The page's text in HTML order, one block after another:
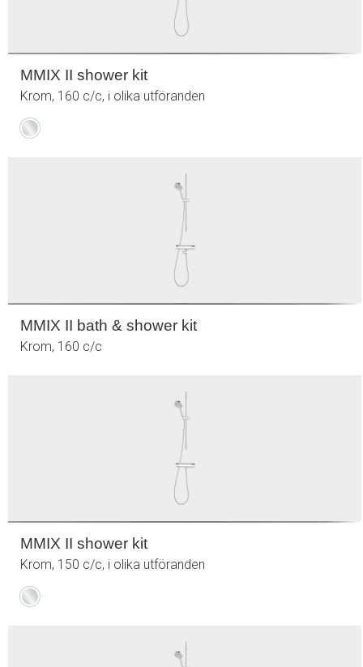
MMIX II shower kit
Krom, 160 c/c, i olika utföranden
Krom
MMIX II bath & shower kit
Krom, 160 c/c
MMIX II shower kit
Krom, 150 c/c, i olika utföranden
Krom